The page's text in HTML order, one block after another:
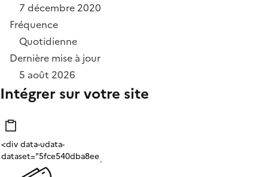
7 décembre 2020
Fréquence
Quotidienne
Dernière mise à jour
5 août 2026
Intégrer sur votre site